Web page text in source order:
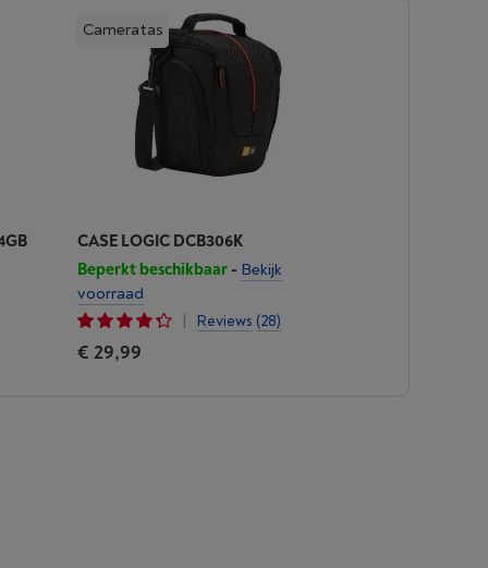
Cameratas
CASE LOGIC DCB306K
Beperkt beschikbaar- Bekijk
voorraad
|
Reviews (28)
€ 29,99